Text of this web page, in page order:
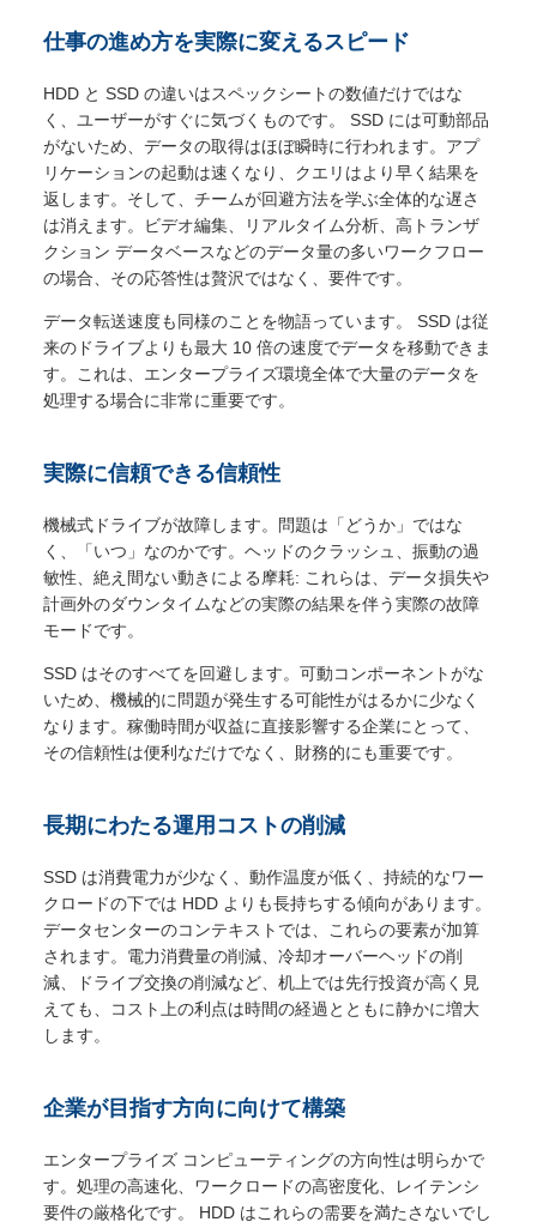
仕事の進め方を実際に変えるスピード
HDD と SSD の違いはスペックシートの数値だけではな
く、ユーザーがすぐに気づくものです。 SSD には可動部品
がないため、データの取得はほぼ瞬時に行われます。アプ
リケーションの起動は速くなり、クエリはより早く結果を
返します。そして、チームが回避方法を学ぶ全体的な遅さ
は消えます。ビデオ編集、リアルタイム分析、高トランザ
クション データベースなどのデータ量の多いワークフロー
の場合、その応答性は贅沢ではなく、要件です。
データ転送速度も同様のことを物語っています。 SSD は従
来のドライブよりも最大 10 倍の速度でデータを移動できま
す。これは、エンタープライズ環境全体で大量のデータを
処理する場合に非常に重要です。
実際に信頼できる信頼性
機械式ドライブが故障します。問題は「どうか」ではな
く、「いつ」なのかです。ヘッドのクラッシュ、振動の過
敏性、絶え間ない動きによる摩耗: これらは、データ損失や
計画外のダウンタイムなどの実際の結果を伴う実際の故障
モードです。
SSD はそのすべてを回避します。可動コンポーネントがな
いため、機械的に問題が発生する可能性がはるかに少なく
なります。稼働時間が収益に直接影響する企業にとって、
その信頼性は便利なだけでなく、財務的にも重要です。
長期にわたる運用コストの削減
SSD は消費電力が少なく、動作温度が低く、持続的なワー
クロードの下では HDD よりも長持ちする傾向があります。
データセンターのコンテキストでは、これらの要素が加算
されます。電力消費量の削減、冷却オーバーヘッドの削
減、ドライブ交換の削減など、机上では先行投資が高く見
えても、コスト上の利点は時間の経過とともに静かに増大
します。
企業が目指す方向に向けて構築
エンタープライズ コンピューティングの方向性は明らかで
す。処理の高速化、ワークロードの高密度化、レイテンシ
要件の厳格化です。 HDD はこれらの需要を満たさないでし